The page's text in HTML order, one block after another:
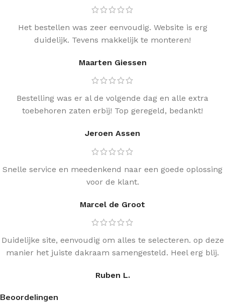
Het bestellen was zeer eenvoudig. Website is erg
duidelijk. Tevens makkelijk te monteren!
Maarten Giessen
Bestelling was er al de volgende dag en alle extra
toebehoren zaten erbij! Top geregeld, bedankt!
Jeroen Assen
Snelle service en meedenkend naar een goede oplossing
voor de klant.
Marcel de Groot
Duidelijke site, eenvoudig om alles te selecteren. op deze
manier het juiste dakraam samengesteld. Heel erg blij.
Ruben L.
Beoordelingen